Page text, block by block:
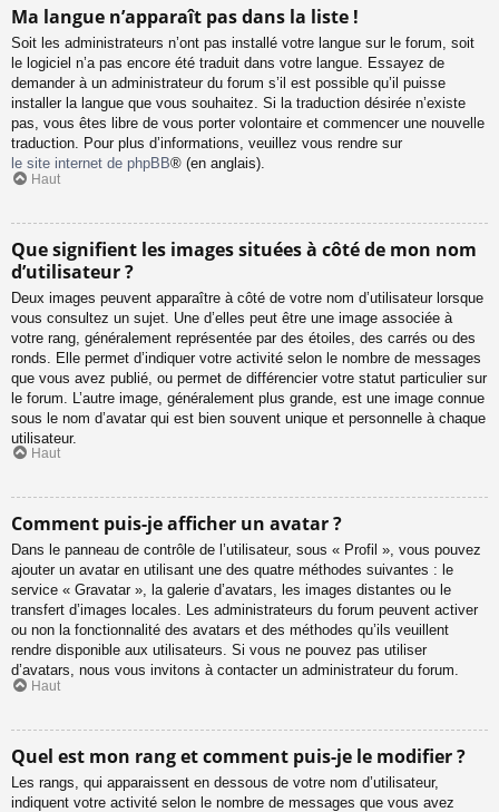
Ma langue n’apparaît pas dans la liste !
Soit les administrateurs n’ont pas installé votre langue sur le forum, soit
le logiciel n’a pas encore été traduit dans votre langue. Essayez de
demander à un administrateur du forum s’il est possible qu’il puisse
installer la langue que vous souhaitez. Si la traduction désirée n’existe
pas, vous êtes libre de vous porter volontaire et commencer une nouvelle
traduction. Pour plus d’informations, veuillez vous rendre sur
le site internet de phpBB® (en anglais).
Haut
Que signifient les images situées à côté de mon nom
d’utilisateur ?
Deux images peuvent apparaître à côté de votre nom d’utilisateur lorsque
vous consultez un sujet. Une d’elles peut être une image associée à
votre rang, généralement représentée par des étoiles, des carrés ou des
ronds. Elle permet d’indiquer votre activité selon le nombre de messages
que vous avez publié, ou permet de différencier votre statut particulier sur
le forum. L’autre image, généralement plus grande, est une image connue
sous le nom d’avatar qui est bien souvent unique et personnelle à chaque
utilisateur.
Haut
Comment puis-je afficher un avatar ?
Dans le panneau de contrôle de l’utilisateur, sous « Profil », vous pouvez
ajouter un avatar en utilisant une des quatre méthodes suivantes : le
service « Gravatar », la galerie d’avatars, les images distantes ou le
transfert d’images locales. Les administrateurs du forum peuvent activer
ou non la fonctionnalité des avatars et des méthodes qu’ils veuillent
rendre disponible aux utilisateurs. Si vous ne pouvez pas utiliser
d’avatars, nous vous invitons à contacter un administrateur du forum.
Haut
Quel est mon rang et comment puis-je le modifier ?
Les rangs, qui apparaissent en dessous de votre nom d’utilisateur,
indiquent votre activité selon le nombre de messages que vous avez